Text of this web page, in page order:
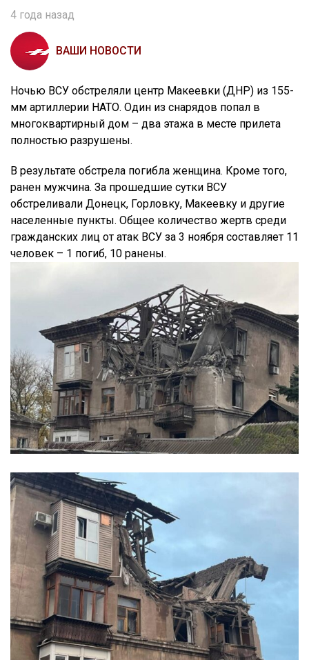
4 года назад
ВАШИ НОВОСТИ
Ночью ВСУ обстреляли центр Макеевки (ДНР) из 155-
мм артиллерии НАТО. Один из снарядов попал в
многоквартирный дом – два этажа в месте прилета
полностью разрушены.
В результате обстрела погибла женщина. Кроме того,
ранен мужчина. За прошедшие сутки ВСУ
обстреливали Донецк, Горловку, Макеевку и другие
населенные пункты. Общее количество жертв среди
гражданских лиц от атак ВСУ за 3 ноября составляет 11
человек – 1 погиб, 10 ранены.